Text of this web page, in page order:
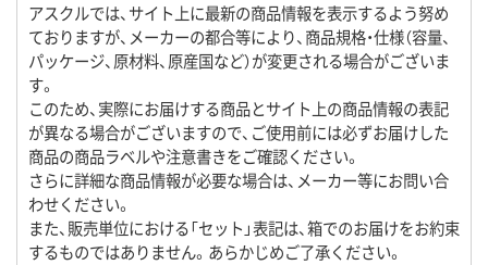
アスクルでは、サイト上に最新の商品情報を表示するよう努め
ておりますが、メーカーの都合等により、商品規格・仕様（容量、
パッケージ、原材料、原産国など）が変更される場合がございま
す。
このため、実際にお届けする商品とサイト上の商品情報の表記
が異なる場合がございますので、ご使用前には必ずお届けした
商品の商品ラベルや注意書きをご確認ください。
さらに詳細な商品情報が必要な場合は、メーカー等にお問い合
わせください。
また、販売単位における「セット」表記は、箱でのお届けをお約束
するものではありません。あらかじめご了承ください。